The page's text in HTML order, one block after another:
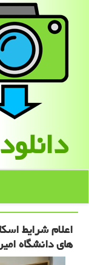
اعلام شرایط
های دانشگاه